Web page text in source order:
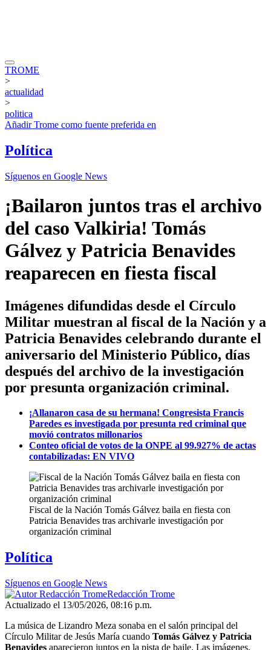
TROME
>
actualidad
>
politica
AñadirTrome como fuente preferida en
Política
Síguenos en Google News
¡Bailaron juntos tras el archivo
del caso Valkiria! Tomás
Gálvez y Patricia Benavides
reaparecen en fiesta fiscal
Imágenes difundidas desde el Círculo
Militar muestran al fiscal de la Nación y a
Patricia Benavides celebrando durante el
aniversario del Ministerio Público, días
después del archivo de la investigación
por presunta organización criminal.
¡Allanaron casa de su hermana! Congresista Francis
Paredes es investigada por presunta red criminal que
movió contratos millonarios
Conteo oficial de votos de la ONPE al 99.927% de actas
contabilizadas: EN VIVO
Fiscal de la Nación Tomás Gálvez baila en fiesta con
Patricia Benavides tras archivarle investigación por
organización criminal
Política
Síguenos en Google News
Redacción Trome
Actualizado el 13/05/2026, 08:16 p.m.
La música de Lizandro Meza sonaba en el salón principal del
Círculo Militar de Jesús María cuando Tomás Gálvez y Patricia
Benavides aparecieron juntos en la pista de baile. Las imágenes,